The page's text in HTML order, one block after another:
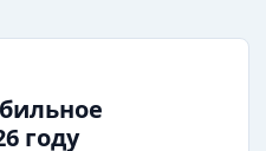
году